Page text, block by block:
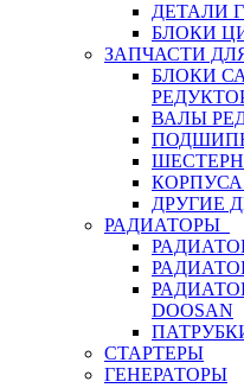
ДЕТАЛИ
БЛОКИ
ЗАПЧАСТИ
БЛОКИ
ВАЛЫ
ДРУГИЕ
РАДИАТОРЫ
DOOSAN
СТАРТЕРЫ
ГЕНЕРАТОРЫ